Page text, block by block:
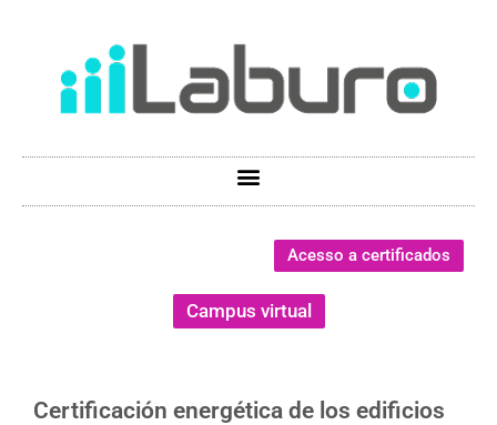
Acesso a certificados
Campus virtual
Certificación energética de los edificios